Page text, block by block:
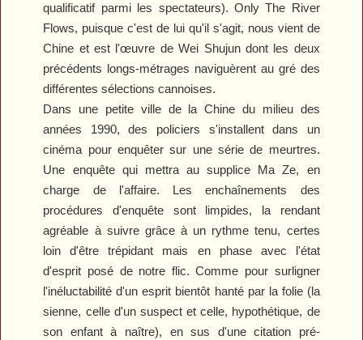
qualificatif parmi les spectateurs). Only The River
Flows, puisque c'est de lui qu'il s'agit, nous vient de
Chine et est l'œuvre de Wei Shujun dont les deux
précédents longs-métrages naviguèrent au gré des
différentes sélections cannoises.
Dans une petite ville de la Chine du milieu des
années 1990, des policiers s'installent dans un
cinéma pour enquêter sur une série de meurtres.
Une enquête qui mettra au supplice Ma Ze, en
charge de l'affaire. Les enchaînements des
procédures d'enquête sont limpides, la rendant
agréable à suivre grâce à un rythme tenu, certes
loin d'être trépidant mais en phase avec l'état
d'esprit posé de notre flic. Comme pour surligner
l'inéluctabilité d'un esprit bientôt hanté par la folie (la
sienne, celle d'un suspect et celle, hypothétique, de
son enfant à naître), en sus d'une citation pré-